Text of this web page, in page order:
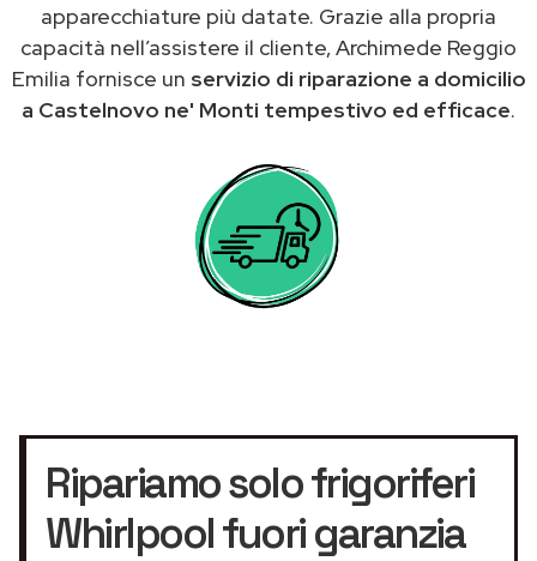
apparecchiature più datate. Grazie alla propria
capacità nell’assistere il cliente, Archimede Reggio
Emilia fornisce un servizio di riparazione a domicilio
a Castelnovo ne' Monti tempestivo ed efficace.
Ripariamo solo frigoriferi
Whirlpool fuori garanzia